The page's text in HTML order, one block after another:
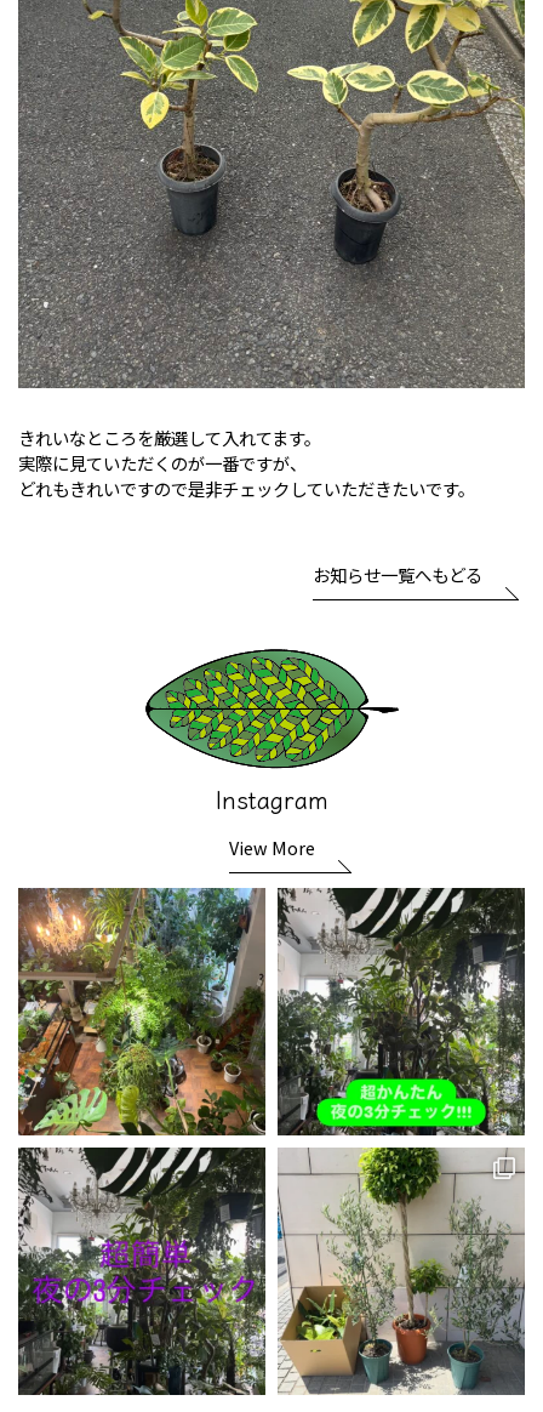
きれいなところを厳選して入れてます。
実際に見ていただくのが一番ですが、
どれもきれいですので是非チェックしていただきたいです。
お知らせ一覧へもどる
Instagram
View More